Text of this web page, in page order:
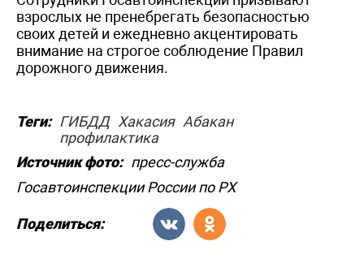
взрослых не пренебрегать безопасностью
своих детей и ежедневно акцентировать
внимание на строгое соблюдение Правил
дорожного движения.
Теги: ГИБДД Хакасия Абакан
профилактика
Источник фото: пресс-служба
Госавтоинспекции России по РХ
Поделиться: